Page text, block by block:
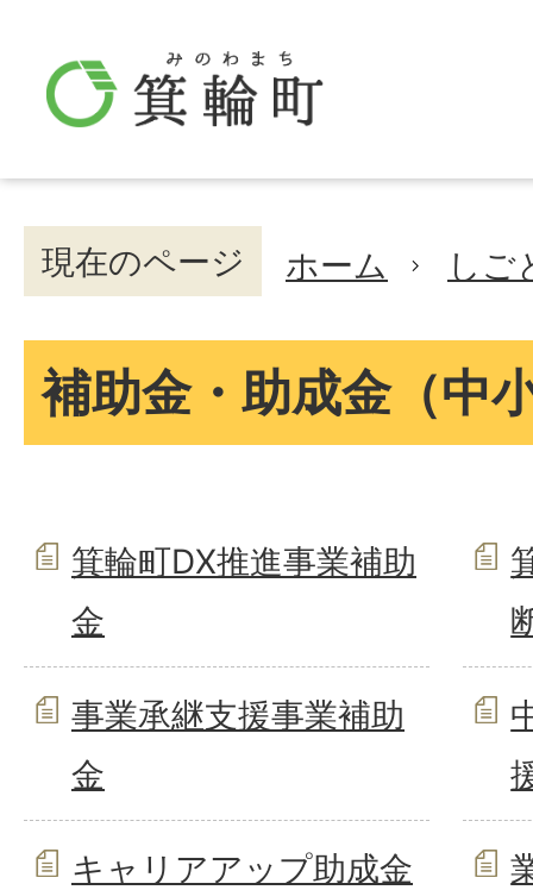
現在のページ ホーム しご
補助金・助成金（中
箕輪町DX推進事業補助
金
事業承継支援事業補助
金
キャリアアップ助成金